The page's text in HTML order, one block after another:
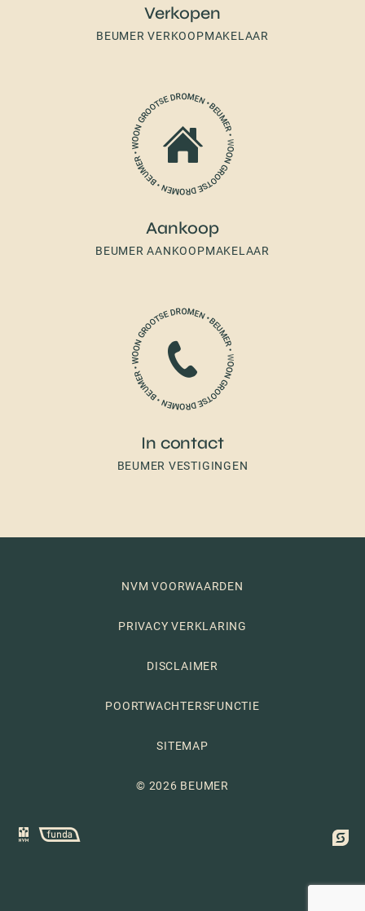
Verkopen
BEUMER VERKOOPMAKELAAR
Aankoop
BEUMER AANKOOPMAKELAAR
In contact
BEUMER VESTIGINGEN
NVM VOORWAARDEN
PRIVACY VERKLARING
DISCLAIMER
POORTWACHTERSFUNCTIE
SITEMAP
© 2026 BEUMER